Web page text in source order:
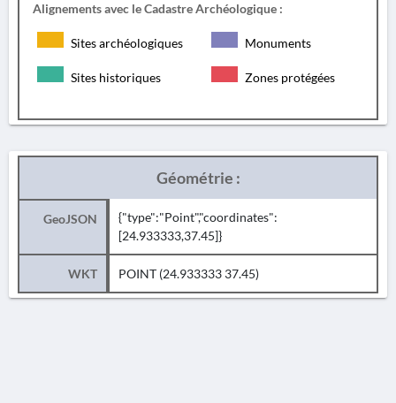
Alignements avec le Cadastre Archéologique :
Sites archéologiques Monuments
Sites historiques Zones protégées
Géométrie :
GeoJSON
{"type":"Point","coordinates":
[24.933333,37.45]}
WKT POINT (24.933333 37.45)